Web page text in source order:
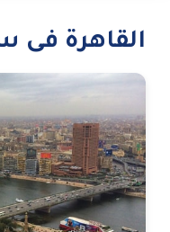
القاهرة فى